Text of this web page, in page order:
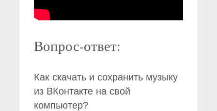
Вопрос-ответ:
Как скачать и сохранить музыку
из ВКонтакте на свой
компьютер?